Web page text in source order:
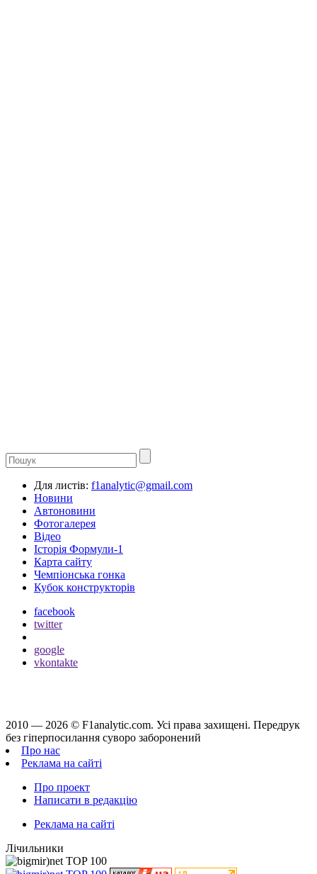
Для листів: f1analytic@gmail.com
Новини
Автоновини
Фотогалерея
Відео
Історія Формули-1
Карта сайту
Чемпіонська гонка
Кубок конструкторів
facebook
twitter
google
vkontakte
2010 — 2026 © F1analytic.com. Усi права захищенi. Передрук
без гіперпосилання суворо заборонений
Про нас
Реклама на сайті
Про проект
Написати в редакцію
Реклама на сайті
Лічильники